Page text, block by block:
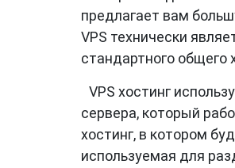
предлагает вам
VPS технически
стандартного общего
VPS хостинг
сервера, который
хостинг, в котором
используемая для